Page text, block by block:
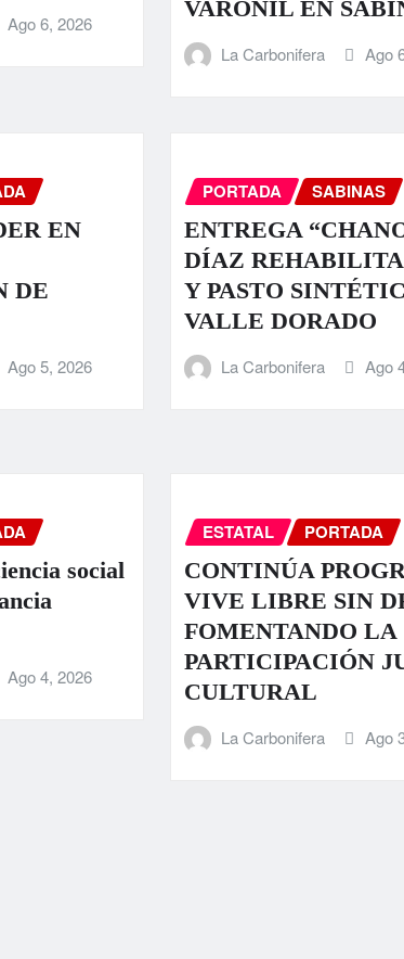
Ago 6, 2026
VARONIL EN
La Carbonifera Ago
EN
DE
Ago 5, 2026
PORTADA SABINAS
ENTREGA
DÍAZ
Y PASTO
VALLE DORADO
La Carbonifera Ago
social
Ago 4, 2026
ESTATAL PORTADA
CONTINÚA
VIVE LIBRE SIN
FOMENTANDO LA
PARTICIPACIÓN
CULTURAL
La Carbonifera Ago